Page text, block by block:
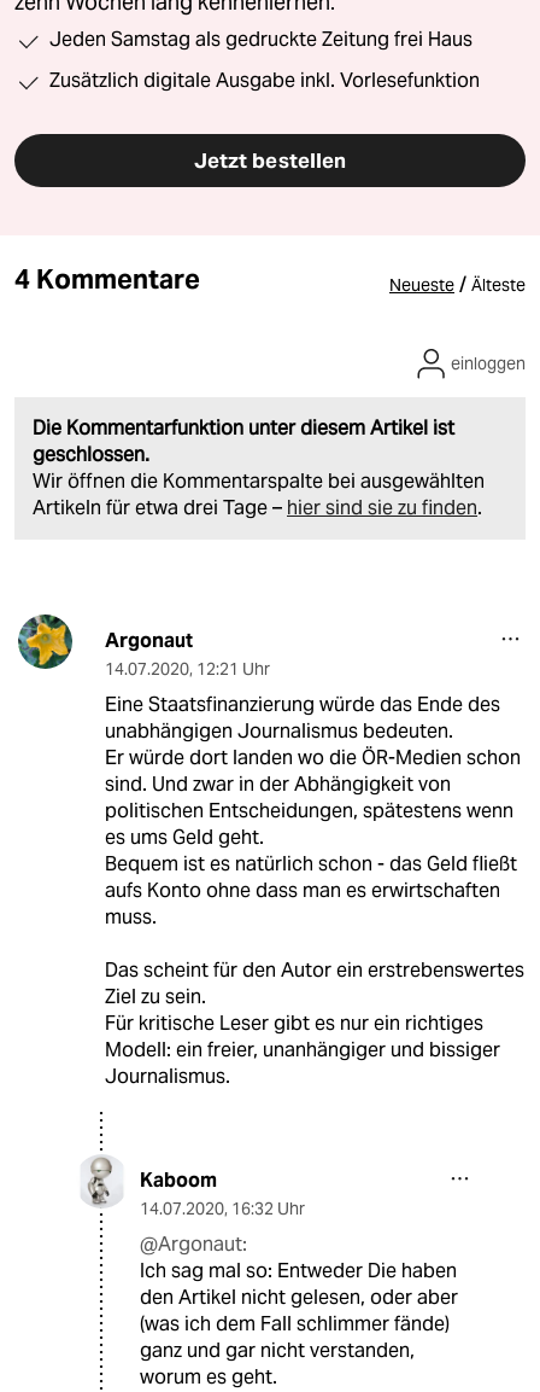
Jeden Samstag als gedruckte Zeitung frei Haus
Zusätzlich digitale Ausgabe inkl. Vorlesefunktion
Jetzt bestellen
4 Kommentare Neueste / Älteste
Die Kommentarfunktion unter diesem Artikel ist
geschlossen.
Wir öffnen die Kommentarspalte bei ausgewählten
Artikeln für etwa drei Tage – hier sind sie zu finden.
einloggen
Argonaut
14.07.2020, 12:21 Uhr
Eine Staatsfinanzierung würde das Ende des
unabhängigen Journalismus bedeuten.
Er würde dort landen wo die ÖR-Medien schon
sind. Und zwar in der Abhängigkeit von
politischen Entscheidungen, spätestens wenn
es ums Geld geht.
Bequem ist es natürlich schon - das Geld fließt
aufs Konto ohne dass man es erwirtschaften
muss.
Das scheint für den Autor ein erstrebenswertes
Ziel zu sein.
Für kritische Leser gibt es nur ein richtiges
Modell: ein freier, unanhängiger und bissiger
Journalismus.
Kaboom
14.07.2020, 16:32 Uhr
@Argonaut:
Ich sag mal so: Entweder Die haben
den Artikel nicht gelesen, oder aber
(was ich dem Fall schlimmer fände)
ganz und gar nicht verstanden,
worum es geht.